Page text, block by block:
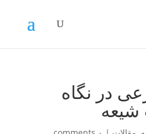
در نگاه
شیعه